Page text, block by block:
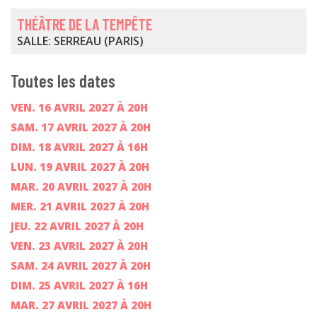
THÉÂTRE DE LA TEMPÊTE
SALLE: SERREAU (PARIS)
Toutes les dates
VEN. 16 AVRIL 2027 À 20H
SAM. 17 AVRIL 2027 À 20H
DIM. 18 AVRIL 2027 À 16H
LUN. 19 AVRIL 2027 À 20H
MAR. 20 AVRIL 2027 À 20H
MER. 21 AVRIL 2027 À 20H
JEU. 22 AVRIL 2027 À 20H
VEN. 23 AVRIL 2027 À 20H
SAM. 24 AVRIL 2027 À 20H
DIM. 25 AVRIL 2027 À 16H
MAR. 27 AVRIL 2027 À 20H